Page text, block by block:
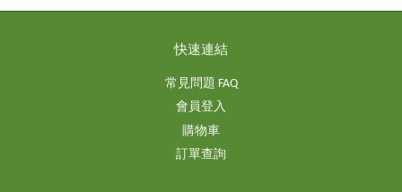
快速連結
常見問題 FAQ
會員登入
購物車
訂單查詢